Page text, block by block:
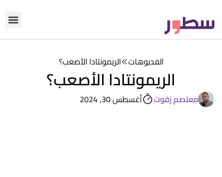
الفديوهات الريمونتادا الأصعب؟
الريمونتادا الأصعب؟
معتصم زقوت أغسطس 30, 2024